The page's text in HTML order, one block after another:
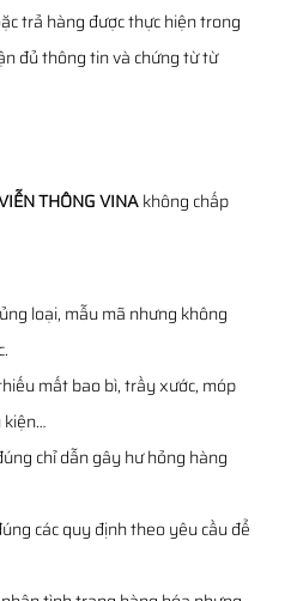
trả hàng được thực hiện trong
đủ thông tin và chứng từ từ
THÔNG VINAkhông chấp
loại, mẫu mã nhưng không
mất bao bì, trầy xước, móp
kiện…
chỉ dẫn gây hư hỏng hàng
các quy định theo yêu cầu để